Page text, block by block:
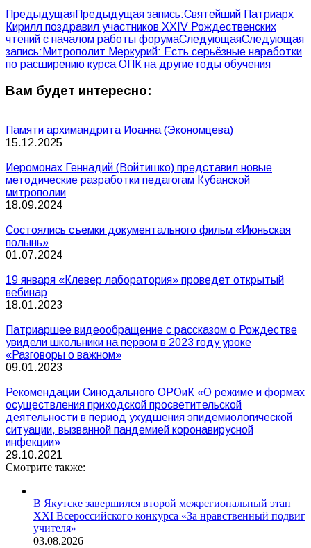
ПредыдущаяПредыдущая запись:Святейший Патриарх
Кирилл поздравил участников XXIV Рождественских
чтений с началом работы форумаСледующаяСледующая
запись: Митрополит Меркурий: Есть серьёзные наработки
по расширению курса ОПК на другие годы обучения
Вам будет интересно:
Памяти архимандрита Иоанна (Экономцева)
15.12.2025
Иеромонах Геннадий (Войтишко) представил новые
методические разработки педагогам Кубанской
митрополии
18.09.2024
Состоялись съемки документального фильм «Июньская
полынь»
01.07.2024
19 января «Клевер лаборатория» проведет открытый
вебинар
18.01.2023
Патриаршее видеообращение с рассказом о Рождестве
увидели школьники на первом в 2023 году уроке
«Разговоры о важном»
09.01.2023
Рекомендации Синодального ОРОиК «О режиме и формах
осуществления приходской просветительской
деятельности в период ухудшения эпидемиологической
ситуации, вызванной пандемией коронавирусной
инфекции»
29.10.2021
Смотрите также:
В Якутске завершился второй межрегиональный этап
XXI Всероссийского конкурса «За нравственный подвиг
учителя»
03.08.2026